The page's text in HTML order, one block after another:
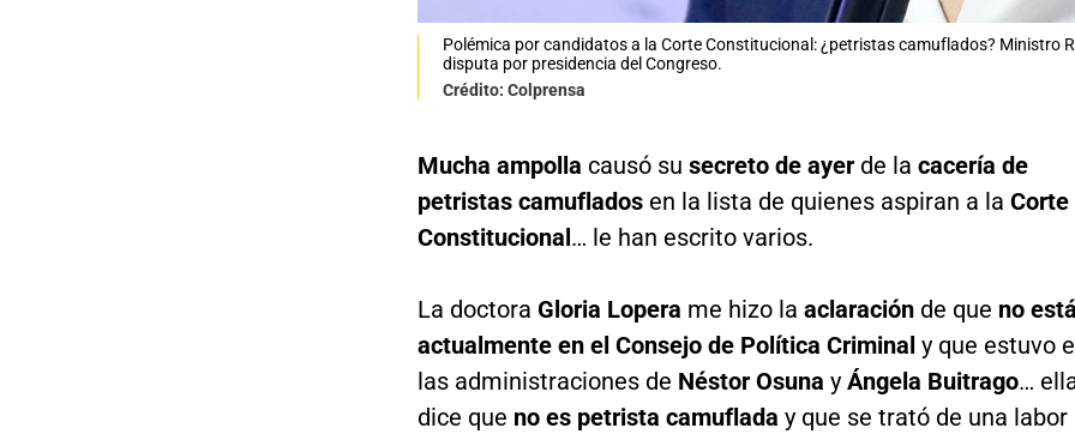
Polémica por candidatos a la Corte Constitucional: ¿petristas camuflados? Ministro
disputa por presidencia del Congreso.
Crédito: Colprensa
Mucha ampolla causó su secreto de ayerde la cacería de
petristas camufladosen la lista de quienes aspiran a la Corte
Constitucional … le han escrito varios.
La doctora Gloria Lopera me hizo la aclaraciónde que no
actualmente en el Consejo de Política Criminal y que estuvo
las administraciones de Néstor Osuna y Ángela Buitrago…
dice que no es petrista camuflada y que se trató de una labor